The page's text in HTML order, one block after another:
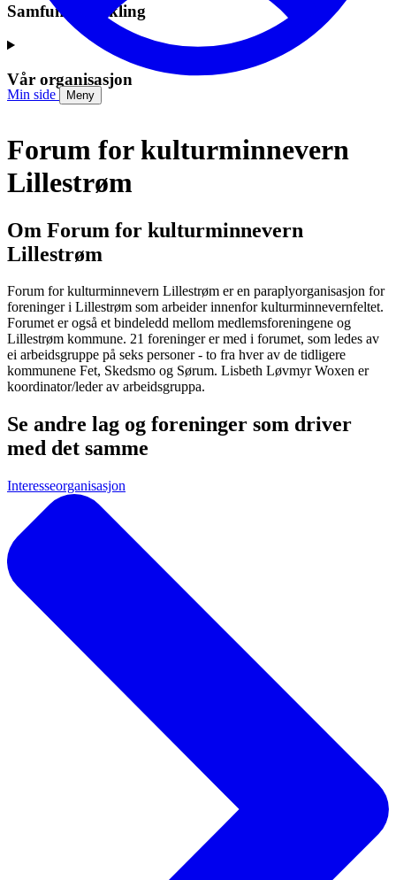
Min side Meny
Samfunnsutvikling
Vår organisasjon
Forum for kulturminnevern
Lillestrøm
Om Forum for kulturminnevern
Lillestrøm
Forum for kulturminnevern Lillestrøm er en paraplyorganisasjon for
foreninger i Lillestrøm som arbeider innenfor kulturminnevernfeltet.
Forumet er også et bindeledd mellom medlemsforeningene og
Lillestrøm kommune. 21 foreninger er med i forumet, som ledes av
ei arbeidsgruppe på seks personer - to fra hver av de tidligere
kommunene Fet, Skedsmo og Sørum. Lisbeth Løvmyr Woxen er
koordinator/leder av arbeidsgruppa.
Se andre lag og foreninger som driver
med det samme
Interesseorganisasjon